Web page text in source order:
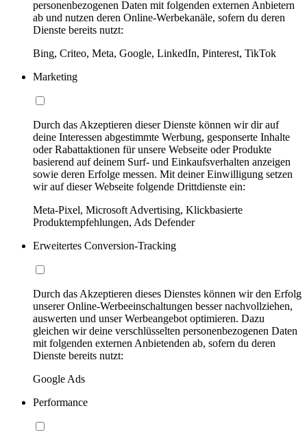
personenbezogenen Daten mit folgenden externen Anbietern
ab und nutzen deren Online-Werbekanäle, sofern du deren
Dienste bereits nutzt:
Bing, Criteo, Meta, Google, LinkedIn, Pinterest, TikTok
Marketing
Durch das Akzeptieren dieser Dienste können wir dir auf
deine Interessen abgestimmte Werbung, gesponserte Inhalte
oder Rabattaktionen für unsere Webseite oder Produkte
basierend auf deinem Surf- und Einkaufsverhalten anzeigen
sowie deren Erfolge messen. Mit deiner Einwilligung setzen
wir auf dieser Webseite folgende Drittdienste ein:
Meta-Pixel, Microsoft Advertising, Klickbasierte
Produktempfehlungen, Ads Defender
Erweitertes Conversion-Tracking
Durch das Akzeptieren dieses Dienstes können wir den Erfolg
unserer Online-Werbeeinschaltungen besser nachvollziehen,
auswerten und unser Werbeangebot optimieren. Dazu
gleichen wir deine verschlüsselten personenbezogenen Daten
mit folgenden externen Anbietenden ab, sofern du deren
Dienste bereits nutzt:
Google Ads
Performance